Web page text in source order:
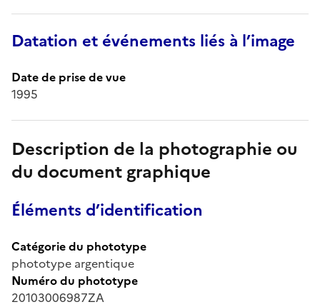
Datation et événements liés à l’image
Date de prise de vue
1995
Description de la photographie ou
du document graphique
Éléments d’identification
Catégorie du phototype
phototype argentique
Numéro du phototype
20103006987ZA